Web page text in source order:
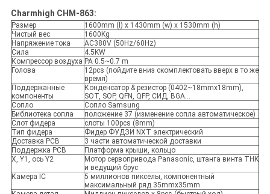
Charmhigh CHM-863:
Размер
1600mm (l) x 1430mm (w) x 1530mm (h)
Чистый вес
1600Kg
Напряжение тока
AC380V (50Hz/60Hz)
Сила
4.5KW
Компрессор воздуха PA 0.5~0.7 m
Голова
12pcs (пойдите вниз скомплектовать вверх в то же
время)
Поддержанные
компоненты
Конденсатор & резистор (0402~18mmx18mm),
SOT, SOP, QFN, QFP, СИД, BGA…
Сопло
Сопло Samsung
Библиотека сопла
положение 37 (изменение сопла автоматическое)
Слот фидера
слоты 100pcs (8mm)
Тип фидера
Фидер ФУДЗИ NXT электрический
Доставка PCB
3 части автоматической доставки
Поддержка PCB
Платформа крыши, кольцо
X, Y1, ось Y2
Мотор сервопривода Panasonic, штанга винта THK
и ведущий брус
Камера IC
5 миллионов пикселы, компонентный
максимальный ряд 35mmx35mm